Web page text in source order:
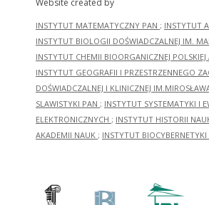
Website created by
INSTYTUT MATEMATYCZNY PAN ; INSTYTUT
INSTYTUT BIOLOGII DOŚWIADCZALNEJ IM.
INSTYTUT CHEMII BIOORGANICZNEJ
INSTYTUT GEOGRAFII I PRZESTRZENNEGO
DOŚWIADCZALNEJ I KLINICZNEJ
SLAWISTYKI PAN ; INSTYTUT SYSTEMATYKI I
ELEKTRONICZNYCH ; INSTYTUT HISTORII
AKADEMII NAUK ; INSTYTUT